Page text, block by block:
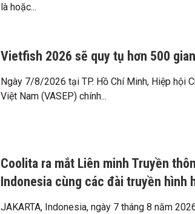
là hoặc...
Vietfish 2026 sẽ quy tụ hơn 500
Ngày 7/8/2026 tại TP. Hồ Chí Minh, Hiệp hội
Việt Nam (VASEP) chính...
Coolita ra mắt Liên minh Truyền
Indonesia cùng các đài truyền hình
JAKARTA, Indonesia, ngày 7 tháng 8 năm